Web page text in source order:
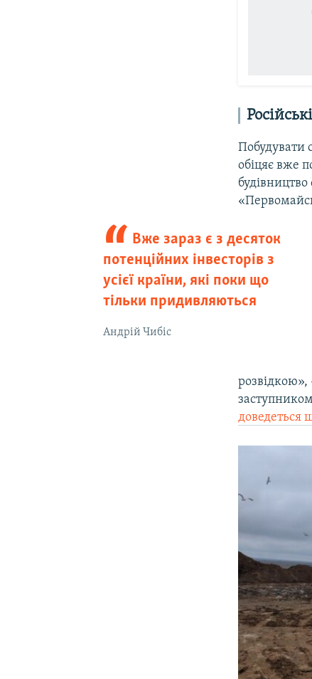
Побудувати
обіцяє вже
будівництво
Вже зараз є з десяток
потенційних інвесторів з
усієї країни, які поки що
тільки придивляються
Андрій Чибіс
розвідкою»,
доведеться